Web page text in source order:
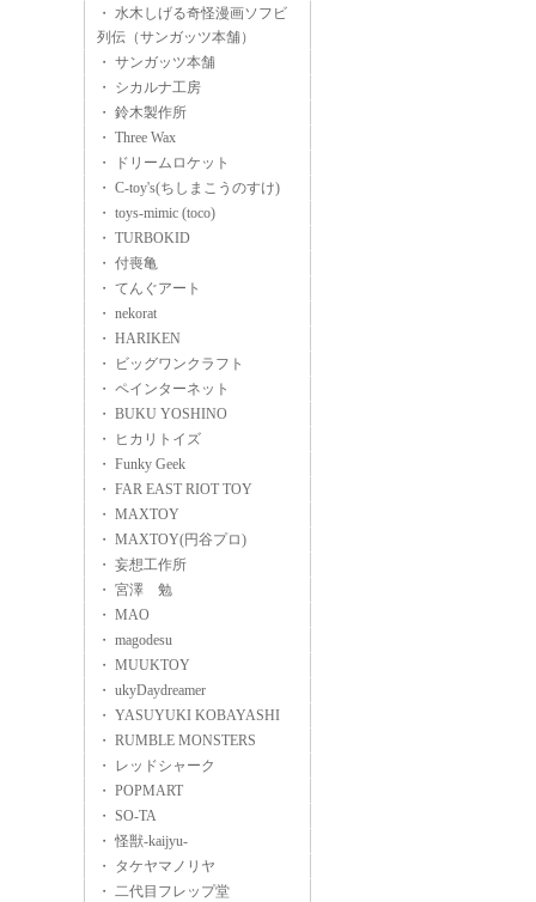
・ 水木しげる奇怪漫画ソフビ
列伝（サンガッツ本舗）
・ サンガッツ本舗
・ シカルナ工房
・ 鈴木製作所
・ Three Wax
・ ドリームロケット
・ C-toy's(ちしまこうのすけ)
・ toys-mimic (toco)
・ TURBOKID
・ 付喪亀
・ てんぐアート
・ nekorat
・ HARIKEN
・ ビッグワンクラフト
・ ペインターネット
・ BUKU YOSHINO
・ ヒカリトイズ
・ Funky Geek
・ FAR EAST RIOT TOY
・ MAXTOY
・ MAXTOY(円谷プロ)
・ 妄想工作所
・ 宮澤 勉
・ MAO
・ magodesu
・ MUUKTOY
・ ukyDaydreamer
・ YASUYUKI KOBAYASHI
・ RUMBLE MONSTERS
・ レッドシャーク
・ POPMART
・ SO-TA
・ 怪獣-kaijyu-
・ タケヤマノリヤ
・ 二代目フレップ堂